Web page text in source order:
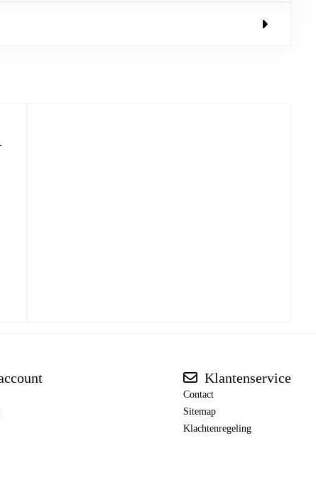
Klantenservice
Contact
Sitemap
Klachtenregeling